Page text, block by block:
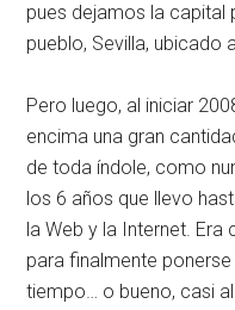
pues dejamos la capital
pueblo, Sevilla, ubicado
Pero luego, al iniciar
encima una gran
de toda índole, como
los 6 años que llevo
la Web y la Internet.
para finalmente
tiempo… o bueno, casi